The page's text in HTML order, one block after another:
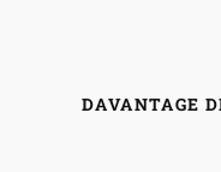
DAVANTAGE